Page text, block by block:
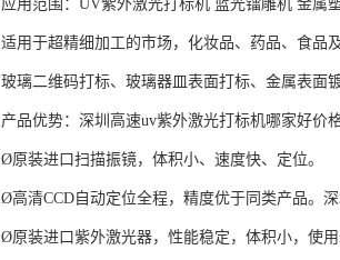
应用范围：UV紫外激光打标机 蓝光镭雕机 金属
适用于超精细加工的市场，化妆品、药品、食品
玻璃二维码打标、玻璃器皿表面打标、金属表面
产品优势：深圳高速uv紫外激光打标机哪家好价
Ø原装进口扫描振镜，体积小、速度快、定位。
Ø高清CCD自动定位全程，精度优于同类产品。
Ø原装进口紫外激光器，性能稳定，体积小，使用